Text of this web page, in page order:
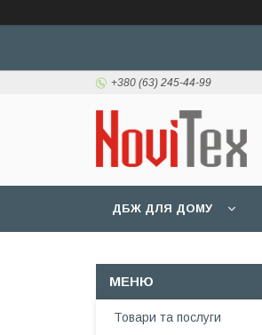
+380 (63) 245-44-99
ДБЖ ДЛЯ ДОМУ
Товари та послуги